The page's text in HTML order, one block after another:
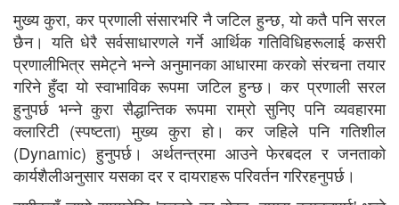
मुख्य कुरा, कर प्रणाली संसारभरि नै जटिल हुन्छ, यो कतै पनि सरल
छैन। यति धेरै सर्वसाधारणले गर्ने आर्थिक गतिविधिहरूलाई कसरी
प्रणालीभित्र समेट्ने भन्ने अनुमानका आधारमा करको संरचना तयार
गरिने हुँदा यो स्वाभाविक रूपमा जटिल हुन्छ। कर प्रणाली सरल
हुनुपर्छ भन्ने कुरा सैद्धान्तिक रूपमा राम्रो सुनिए पनि व्यवहारमा
क्लारिटी (स्पष्टता) मुख्य कुरा हो। कर जहिले पनि गतिशील
(Dynamic) हुनुपर्छ। अर्थतन्त्रमा आउने फेरबदल र जनताको
कार्यशैलीअनुसार यसका दर र दायराहरू परिवर्तन गरिरहनुपर्छ।